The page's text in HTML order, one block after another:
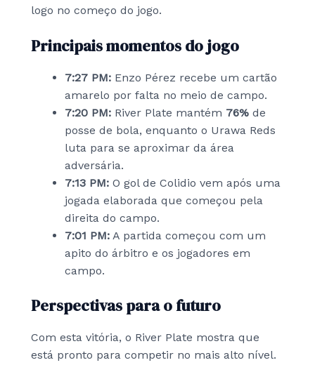
logo no começo do jogo.
Principais momentos do jogo
7:27 PM: Enzo Pérez recebe um cartão
amarelo por falta no meio de campo.
7:20 PM: River Plate mantém 76% de
posse de bola, enquanto o Urawa Reds
luta para se aproximar da área
adversária.
7:13 PM: O gol de Colidio vem após uma
jogada elaborada que começou pela
direita do campo.
7:01 PM: A partida começou com um
apito do árbitro e os jogadores em
campo.
Perspectivas para o futuro
Com esta vitória, o River Plate mostra que
está pronto para competir no mais alto nível.